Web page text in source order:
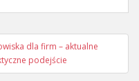
dla firm – aktualne
podejście